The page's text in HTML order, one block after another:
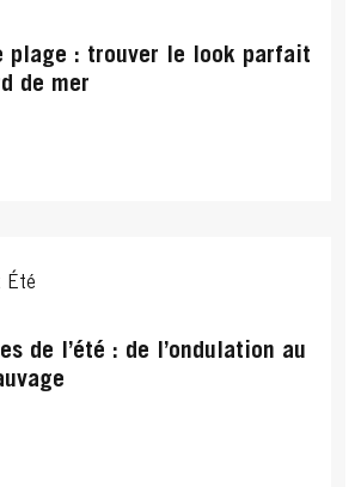
plage : trouver le look parfait
de mer
Été
de l’été : de l’ondulation au